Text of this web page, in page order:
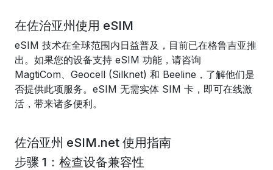
在佐治亚州使用 eSIM
eSIM 技术在全球范围内日益普及，目前已在格鲁吉亚推
出。如果您的设备支持 eSIM 功能，请咨询
MagtiCom、Geocell (Silknet) 和 Beeline，了解他们是
否提供此项服务。eSIM 无需实体 SIM 卡，即可在线激
活，带来诸多便利。
佐治亚州 eSIM.net 使用指南
步骤 1：检查设备兼容性